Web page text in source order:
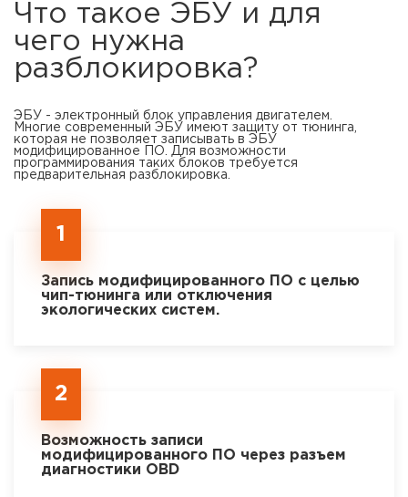
Что такое ЭБУ и для
чего нужна
разблокировка?
ЭБУ - электронный блок управления двигателем.
Многие современный ЭБУ имеют защиту от тюнинга,
которая не позволяет записывать в ЭБУ
модифицированное ПО. Для возможности
программирования таких блоков требуется
предварительная разблокировка.
1
Запись модифицированного ПО с целью
чип-тюнинга или отключения
экологических систем.
2
Возможность записи
модифицированного ПО через разъем
диагностики OBD